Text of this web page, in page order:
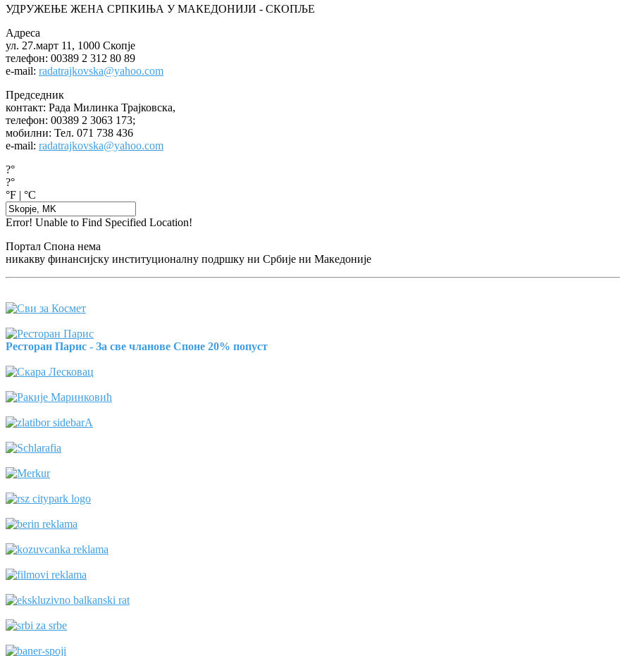
УДРУЖЕЊЕ ЖЕНА СРПКИЊА У МАКЕДОНИЈИ - СКОПЉЕ
Адреса
ул. 27.март 11, 1000 Скопје
телефон: 00389 2 312 80 89
e-mail: radatrajkovska@yahoo.com
Председник
контакт: Рада Милинка Трајковска,
телефон: 00389 2 3063 173;
мобилни: Тел. 071 738 436
e-mail: radatrajkovska@yahoo.com
?°
?°
°F | °C
Error! Unable to Find Specified Location!
Портал Спона нема
никакву финансијску институционалну подршку ни Србије ни Македоније
Ресторан Парис - За све чланове Споне 20% попуст